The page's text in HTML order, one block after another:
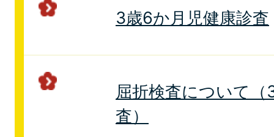
3歳6か月児健康診査
屈折検査について
査）